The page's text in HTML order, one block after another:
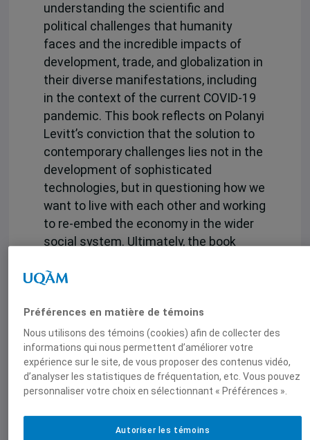
understanding the scientific and
political challenges that humanity
faces and the incredible impacts of
development, trade, and globalization in
their diverse manifestations, including
in the context of the current COVID-19
pandemic. This book reflects on Polanyi
Levitt’s conviction that the solution to
contemporary challenges lies not in the
development of sophisticated
technologies, but in questioning how we
want to live with each other and working
to re-embed the economy in the wider
social system. Ultimately, the book
is simple: humanity must rethink the
universe, and our relationship with
nature. Drawing on a 10-year research
project encompassing interviews and
literature review, this short volume
introduces and celebrates Kari Polanyi
economists to engage with her work.
Préférences en matière de témoins
Nous utilisons des témoins (cookies) afin de collecter des
informations qui nous permettent d’améliorer votre
expérience sur le site, de vous proposer des contenus vidéo,
d’analyser les statistiques de fréquentation, etc. Vous pouvez
personnaliser votre choix en sélectionnant « Préférences ».
Autoriser les témoins